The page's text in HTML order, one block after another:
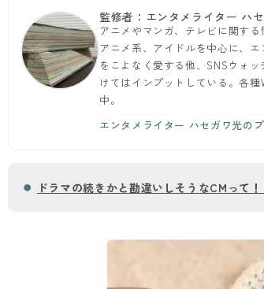
監修者：エンタメライター ハ
アニメやマンガ、テレビに関す
アニメ系、アイドルを中心に、
をこよなく愛する他、SNSウォ
けてはインプットしている。各
中。
エンタメライター ハセガワ光の
ドラマの続きかと勘違いしそうなCMって！